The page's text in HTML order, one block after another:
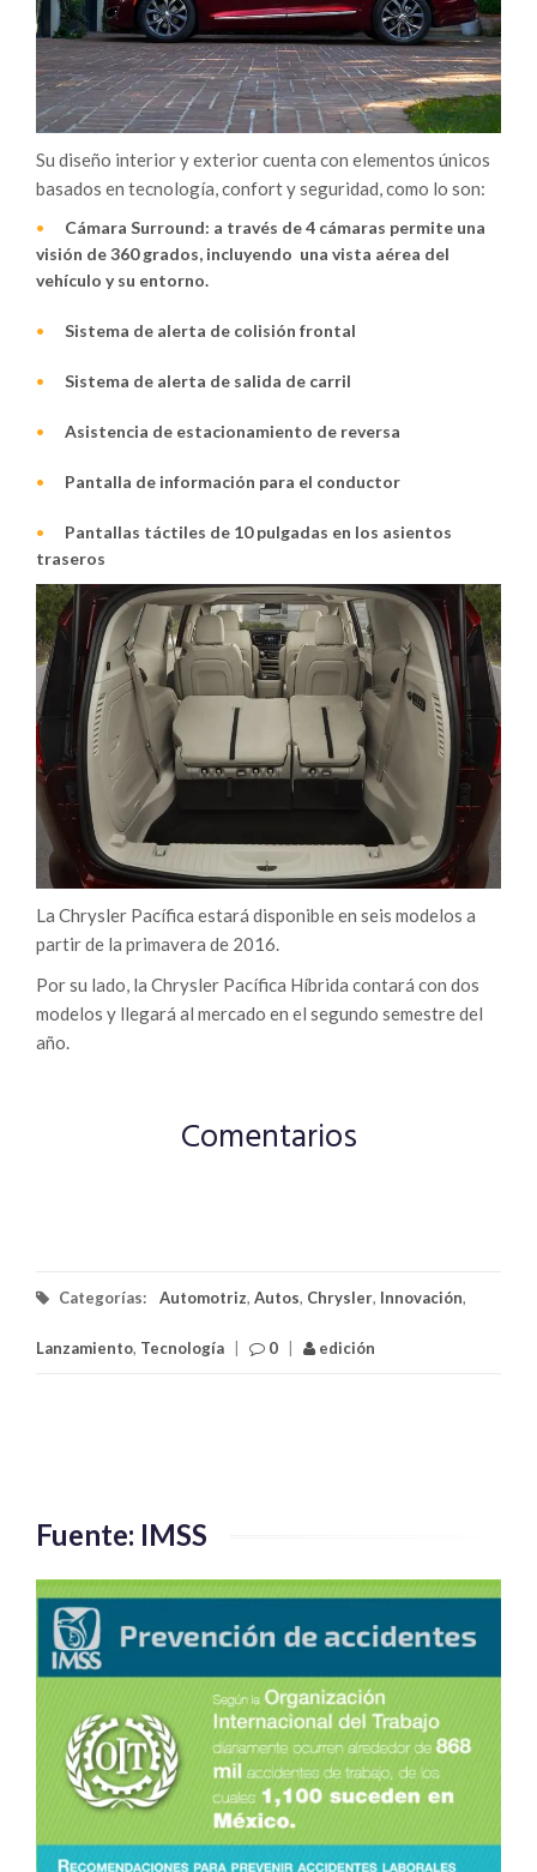
Su diseño interior y exterior cuenta con elementos únicos
basados en tecnología, confort y seguridad, como lo son:
Cámara Surround: a través de 4 cámaras permite una
visión de 360 grados, incluyendo una vista aérea del
vehículo y su entorno.
Sistema de alerta de colisión frontal
Sistema de alerta de salida de carril
Asistencia de estacionamiento de reversa
Pantalla de información para el conductor
Pantallas táctiles de 10 pulgadas en los asientos
traseros
La Chrysler Pacífica estará disponible en seis modelos a
partir de la primavera de 2016.
Por su lado, la Chrysler Pacífica Híbrida contará con dos
modelos y llegará al mercado en el segundo semestre del
año.
Comentarios
Categorías: Automotriz, Autos, Chrysler, Innovación,
Lanzamiento, Tecnología 0 edición
Fuente: IMSS